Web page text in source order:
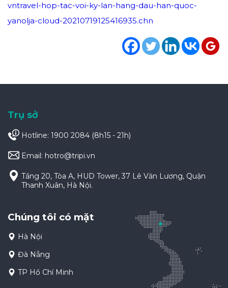
vntravel-hop-tac-voi-ky-lan-hang-dau-han-quoc-
yanolja-cloud-20210719125416935.chn
Trụ sở
Hotline: 1900 2084 (8h15 - 21h)
Email: hotro@tripi.vn
Tầng 20, Tòa A, HUD Tower, 37 Lê Văn Lương, Quận
Thanh Xuân, Hà Nội.
Chúng tôi có mặt
Hà Nội
Đà Nẵng
TP Hồ Chí Minh